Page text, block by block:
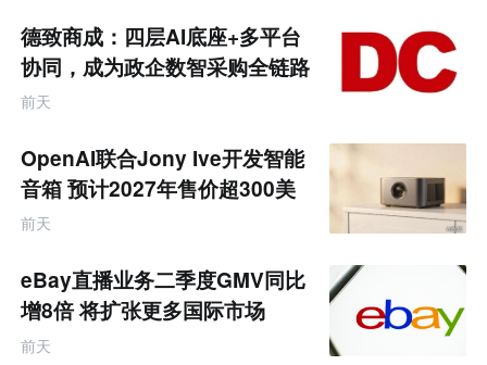
德致商成：四层AI底座+多平台
协同，成为政企数智采购全链路
服务商
前天
OpenAI联合Jony Ive开发智能
音箱 预计2027年售价超300美
元
前天
eBay直播业务二季度GMV同比
增8倍 将扩张更多国际市场
前天